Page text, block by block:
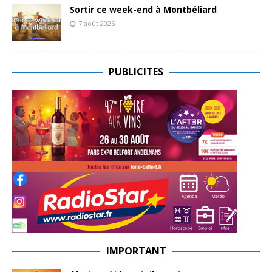
Sortir ce week-end à Montbéliard
7 août 2026
PUBLICITES
IMPORTANT